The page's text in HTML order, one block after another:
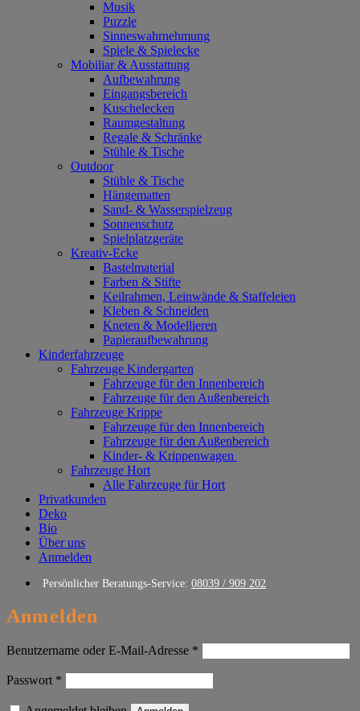
Musik
Puzzle
Sinneswahrnehmung
Spiele & Spielecke
Mobiliar & Ausstattung
Aufbewahrung
Eingangsbereich
Kuschelecken
Raumgestaltung
Regale & Schränke
Stühle & Tische
Outdoor
Stühle & Tische
Hängematten
Sand- & Wasserspielzeug
Sonnenschutz
Spielplatzgeräte
Kreativ-Ecke
Bastelmaterial
Farben & Stifte
Keilrahmen, Leinwände & Staffeleien
Kleben & Schneiden
Kneten & Modellieren
Papieraufbewahrung
Kinderfahrzeuge
Fahrzeuge Kindergarten
Fahrzeuge für den Innenbereich
Fahrzeuge für den Außenbereich
Fahrzeuge Krippe
Fahrzeuge für den Innenbereich
Fahrzeuge für den Außenbereich
Kinder- & Krippenwagen
Fahrzeuge Hort
Alle Fahrzeuge für Hort
Privatkunden
Deko
Bio
Über uns
Anmelden
Persönlicher Beratungs-Service: 08039 / 909 202
Anmelden
Benutzername oder E-Mail-Adresse *
Passwort *